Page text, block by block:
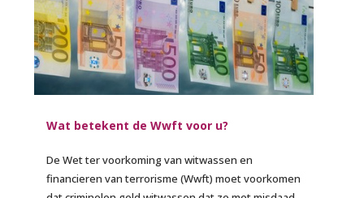
Wat betekent de Wwft voor u?
De Wet ter voorkoming van witwassen en
financieren van terrorisme (Wwft) moet voorkomen